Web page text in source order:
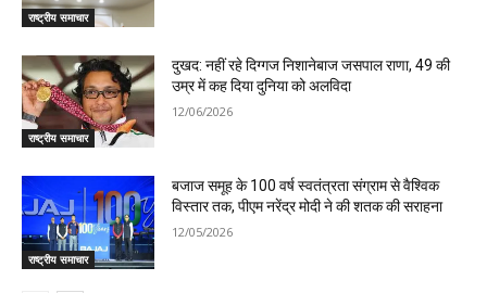
राष्ट्रीय समाचार
राष्ट्रीय समाचार
दुखद: नहीं रहे दिग्गज निशानेबाज जसपाल राणा, 49 की
उम्र में कह दिया दुनिया को अलविदा
12/06/2026
राष्ट्रीय समाचार
बजाज समूह के 100 वर्ष स्वतंत्रता संग्राम से वैश्विक
विस्तार तक, पीएम नरेंद्र मोदी ने की शतक की सराहना
12/05/2026